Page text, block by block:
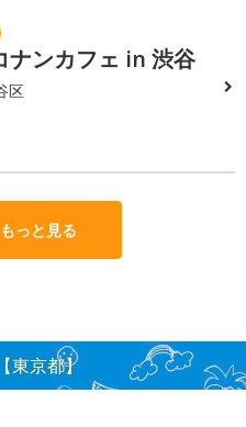
ナンカフェ in 渋谷
区
っと見る
東京都】